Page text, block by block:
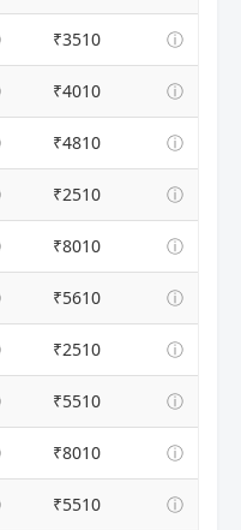
₹3510 ⓘ
₹4010 ⓘ
₹4810 ⓘ
₹2510 ⓘ
₹8010 ⓘ
₹5610 ⓘ
₹2510 ⓘ
₹5510 ⓘ
₹8010 ⓘ
₹5510 ⓘ